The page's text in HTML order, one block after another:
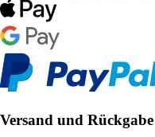
Versand und Rückgabe